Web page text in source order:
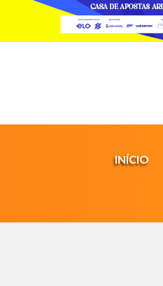
INÍCIO